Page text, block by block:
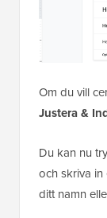
Om du vill
Justera &
Du kan nu
och skriva
ditt namn